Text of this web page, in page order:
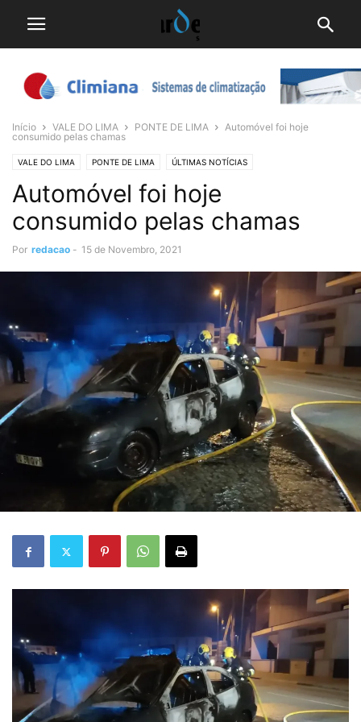
Início VALE DO LIMA PONTE DE LIMA
Automóvel foi hoje
consumido pelas chamas
VALE DO LIMA PONTE DE LIMA ÚLTIMAS NOTÍCIAS
Automóvel foi hoje
consumido pelas chamas
Por redacao - 15 de Novembro, 2021